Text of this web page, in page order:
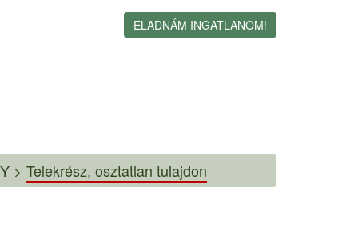
ELADNÁM INGATLANOM!
> Telekrész, osztatlan tulajdon